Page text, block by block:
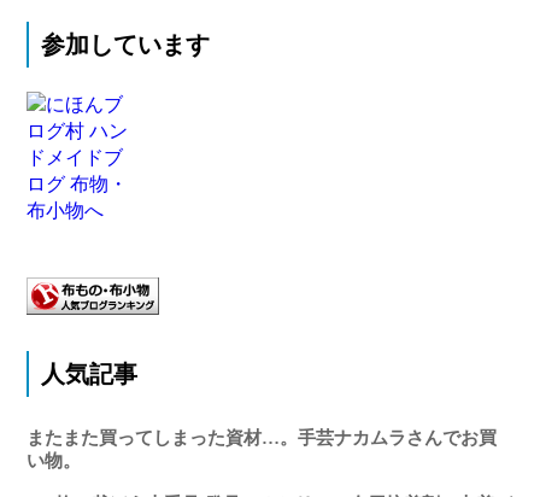
参加しています
人気記事
またまた買ってしまった資材…。手芸ナカムラさんでお買
い物。